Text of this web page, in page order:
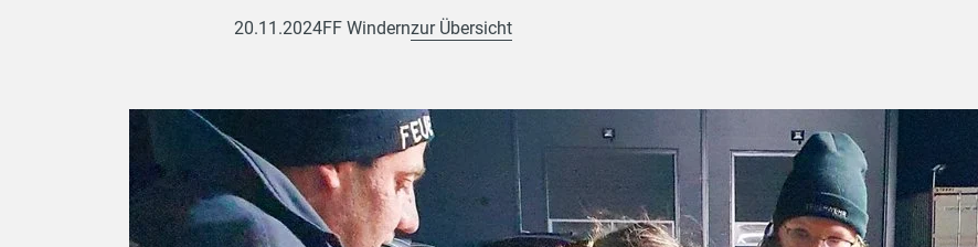
20.11.2024FF Windernzur Übersicht